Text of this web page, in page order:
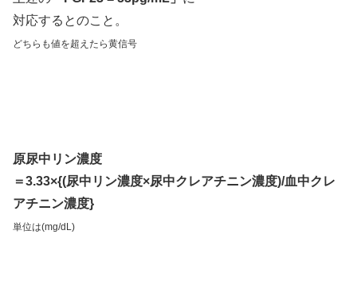
対応するとのこと。
どちらも値を超えたら黄信号
原尿中リン濃度
＝3.33×{(尿中リン濃度×尿中クレアチニン濃度)/血中クレ
アチニン濃度}
単位は(mg/dL)